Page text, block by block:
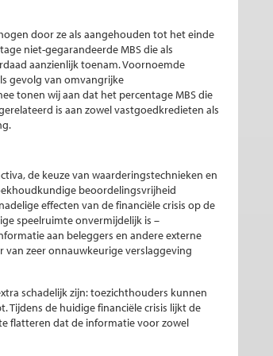
door ze als aangehouden tot het einde
niet-gegarandeerde MBS die als
aanzienlijk toenam. Voornoemde
gevolg van omvangrijke
tonen wij aan dat het percentage MBS die
is aan zowel vastgoedkredieten als
de keuze van waarderingstechnieken en
beoordelingsvrijheid
effecten van de financiële crisis op de
speelruimte onvermijdelijk is –
aan beleggers en andere externe
zeer onnauwkeurige verslaggeving
schadelijk zijn: toezichthouders kunnen
de huidige financiële crisis lijkt de
flatteren dat de informatie voor zowel